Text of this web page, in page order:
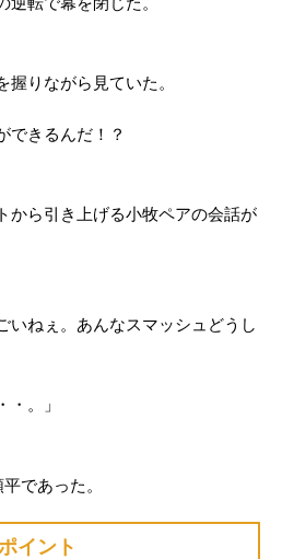
りながら見ていた。
できるんだ！？
から引き上げる小牧ペアの会話が
いねぇ。あんなスマッシュどうし
・。」
であった。
イント